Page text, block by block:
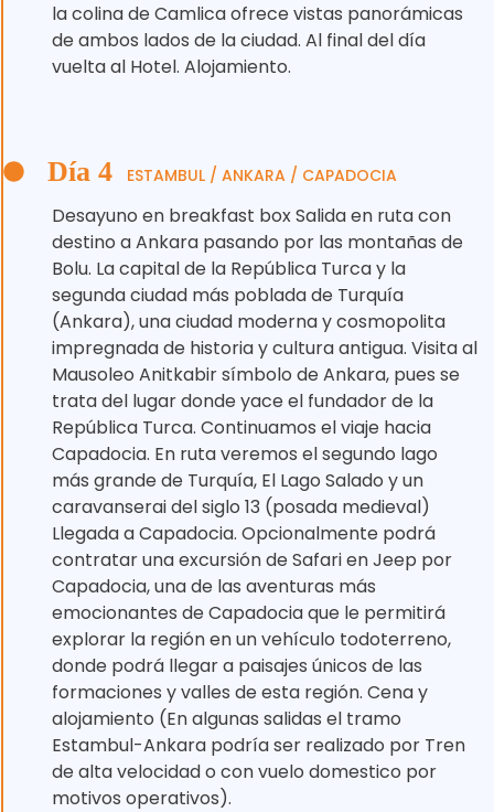
la colina de Camlica ofrece vistas panorámicas
de ambos lados de la ciudad. Al final del día
vuelta al Hotel. Alojamiento.
Día 4 ESTAMBUL / ANKARA / CAPADOCIA
Desayuno en breakfast box Salida en ruta con
destino a Ankara pasando por las montañas de
Bolu. La capital de la República Turca y la
segunda ciudad más poblada de Turquía
(Ankara), una ciudad moderna y cosmopolita
impregnada de historia y cultura antigua. Visita al
Mausoleo Anitkabir símbolo de Ankara, pues se
trata del lugar donde yace el fundador de la
República Turca. Continuamos el viaje hacia
Capadocia. En ruta veremos el segundo lago
más grande de Turquía, El Lago Salado y un
caravanserai del siglo 13 (posada medieval)
Llegada a Capadocia. Opcionalmente podrá
contratar una excursión de Safari en Jeep por
Capadocia, una de las aventuras más
emocionantes de Capadocia que le permitirá
explorar la región en un vehículo todoterreno,
donde podrá llegar a paisajes únicos de las
formaciones y valles de esta región. Cena y
alojamiento (En algunas salidas el tramo
Estambul-Ankara podría ser realizado por Tren
de alta velocidad o con vuelo domestico por
motivos operativos).